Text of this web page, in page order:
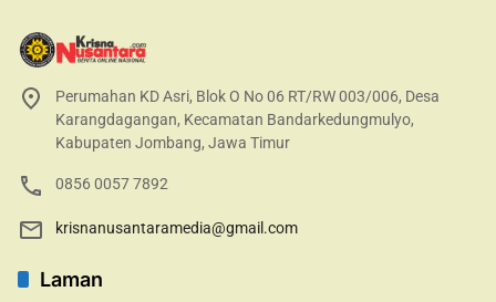
Perumahan KD Asri, Blok O No 06 RT/RW 003/006, Desa
Karangdagangan, Kecamatan Bandarkedungmulyo,
Kabupaten Jombang, Jawa Timur
0856 0057 7892
krisnanusantaramedia@gmail.com
Laman